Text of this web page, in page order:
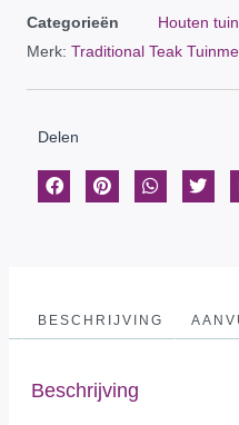
Categorieën
Houten
Merk: Traditional Teak
Delen
BESCHRIJVING
Beschrijving